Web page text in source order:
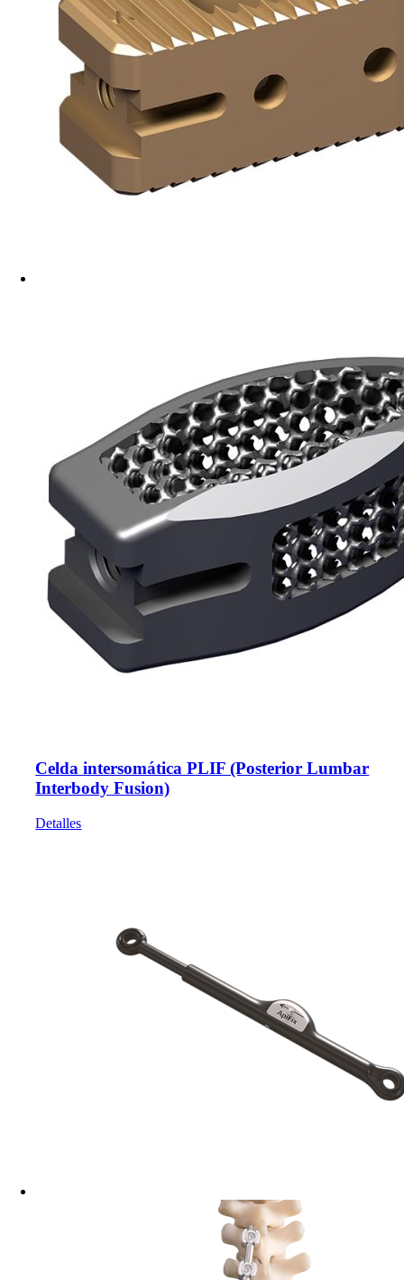
Celda intersomática PLIF (Posterior Lumbar
Interbody Fusion)
Detalles